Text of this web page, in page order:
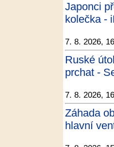
Japonci
kolečka -
7. 8. 2026,
Ruské
prchat -
7. 8. 2026,
Záhada
hlavní